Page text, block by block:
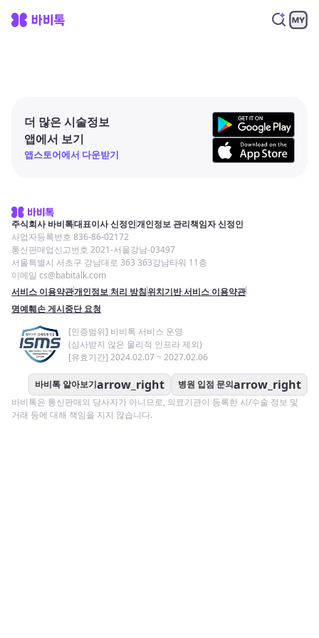
더 많은 시술정보
앱에서 보기
앱스토어에서 다운받기
주식회사 바비톡대표이사 신정인개인정보 관리책임자 신정인
사업자등록번호 836-86-02172
통신판매업신고번호 2021-서울강남-03497
서울특별시 서초구 강남대로 363 363강남타워 11층
이메일 cs@babitalk.com
서비스 이용약관개인정보 처리 방침위치기반 서비스 이용약관
명예훼손 게시중단 요청
[인증범위] 바비톡 서비스 운영
(심사받지 않은 물리적 인프라 제외)
[유효기간] 2024.02.07 ~ 2027.02.06
바비톡 알아보기arrow_right 병원 입점 문의arrow_right
바비톡은 통신판매의 당사자가 아니므로, 의료기관이 등록한 시/수술 정보 및
거래 등에 대해 책임을 지지 않습니다.